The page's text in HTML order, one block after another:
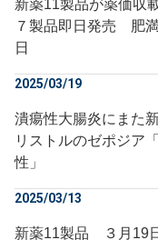
新薬11製品が薬価収
７製品即日発売 肥
日
2025/03/19
潰瘍性大腸炎にまた
リストルのゼポジア
性」
2025/03/13
新薬11製品 ３月19